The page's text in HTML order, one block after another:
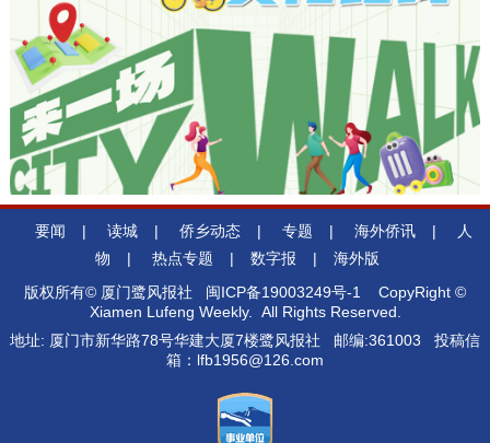
要闻 | 读城 | 侨乡动态 | 专题 | 海外侨讯 |
人
物
| 热点专题 | 数字报 |
海外版
版权所有© 厦门鹭风报社 闽ICP备19003249号-1 CopyRight ©
Xiamen Lufeng Weekly. All Rights Reserved.
地址: 厦门市新华路78号华建大厦7楼鹭风报社 邮编:361003 投稿信
箱：lfb1956@126.com